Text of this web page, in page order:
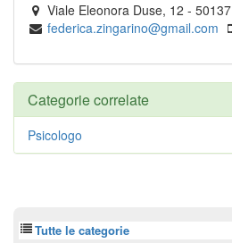
Viale Eleonora Duse, 12 - 50137
federica.zingarino@gmail.com
Categorie correlate
Psicologo
Tutte le categorie